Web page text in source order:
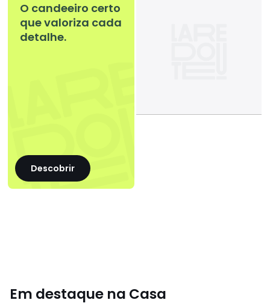
O candeeiro certo
que valoriza cada
detalhe.
Descobrir
Em destaque na Casa